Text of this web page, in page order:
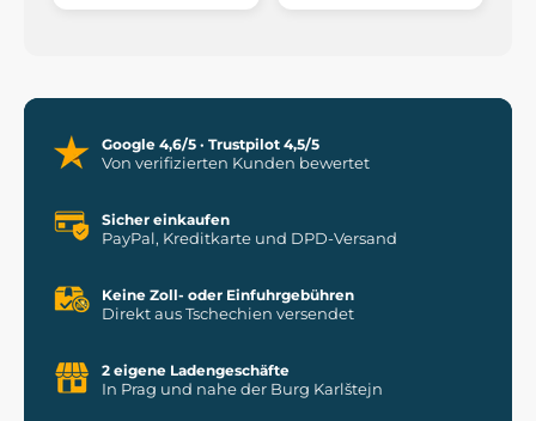
Google 4,6/5 · Trustpilot 4,5/5
Von verifizierten Kunden bewertet
Sicher einkaufen
PayPal, Kreditkarte und DPD-Versand
Keine Zoll- oder Einfuhrgebühren
Direkt aus Tschechien versendet
2 eigene Ladengeschäfte
In Prag und nahe der Burg Karlštejn